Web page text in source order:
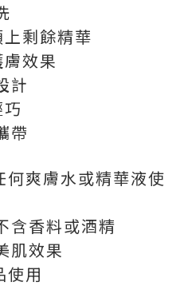
剩餘精華
效果
計
帶
爽膚水或精華液使
含香料或酒精
肌效果
使用